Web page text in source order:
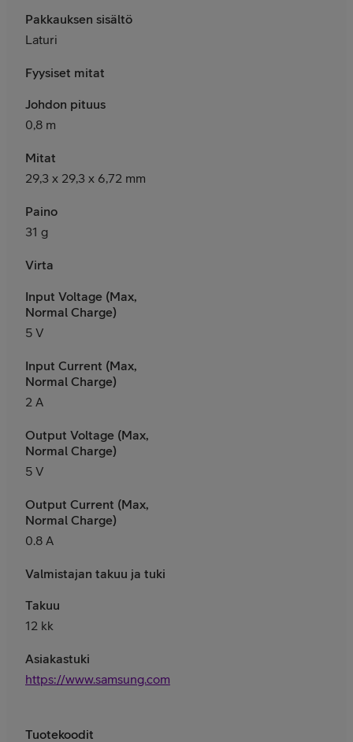
Pakkauksen sisältö
Laturi
Fyysiset mitat
Johdon pituus
0,8 m
Mitat
29,3 x 29,3 x 6,72 mm
Paino
31 g
Virta
Input Voltage (Max,
Normal Charge)
5 V
Input Current (Max,
Normal Charge)
2 A
Output Voltage (Max,
Normal Charge)
5 V
Output Current (Max,
Normal Charge)
0.8 A
Valmistajan takuu ja tuki
Takuu
12 kk
Asiakastuki
https://www.samsung.com/fi/support/
Tuotekoodit